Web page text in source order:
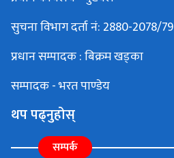
सुचना विभाग दर्ता नं: 2880-2078/79
प्रधान सम्पादक : बिक्रम खड्का
सम्पादक - भरत पाण्डेय
थप पढ्नुहोस्
सम्पर्क